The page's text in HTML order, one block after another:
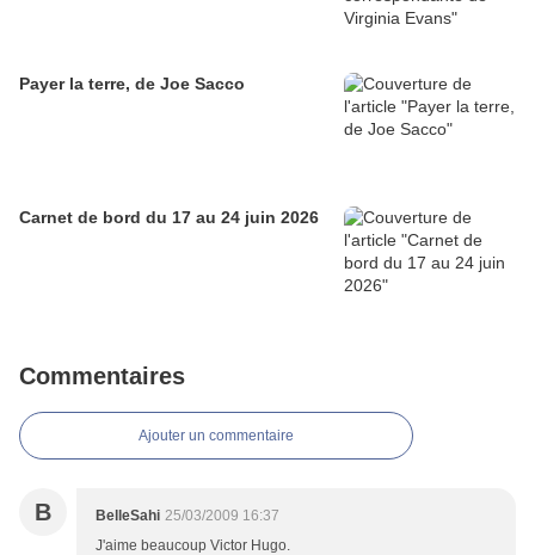
Payer la terre, de Joe Sacco
Carnet de bord du 17 au 24 juin 2026
Commentaires
Ajouter un commentaire
B BelleSahi 25/03/2009 16:37
J'aime beaucoup Victor Hugo.